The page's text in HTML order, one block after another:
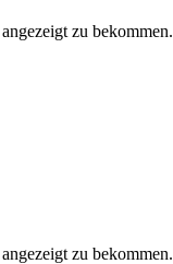
zu bekommen.
zu bekommen.